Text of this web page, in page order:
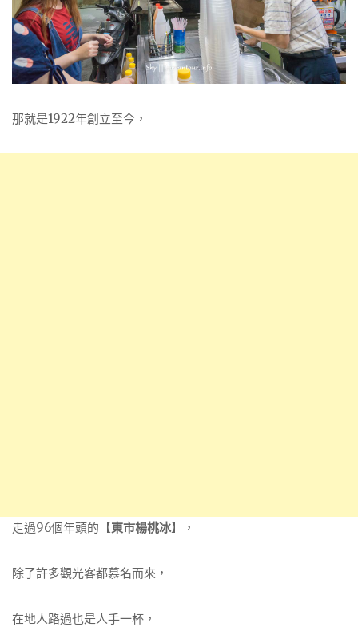
那就是1922年創立至今，
走過96個年頭的【東市楊桃冰】，
除了許多觀光客都慕名而來，
在地人路過也是人手一杯，